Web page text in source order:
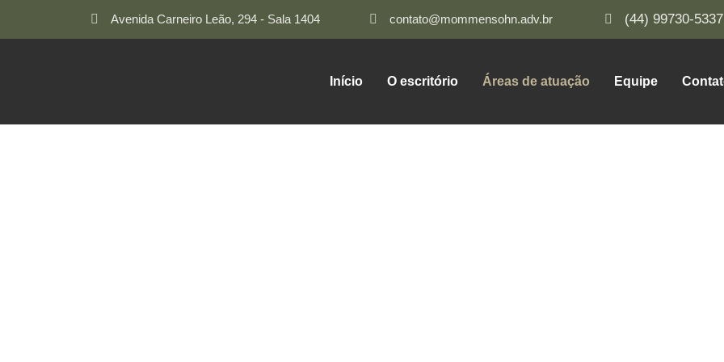
Avenida Carneiro Leão, 294 - Sala 1404 contato@mommensohn.adv.br (44) 99730-5337
Início O escritório Áreas de atuação Equipe